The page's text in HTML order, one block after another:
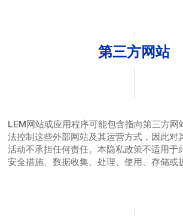
第三方网站
LEM网站或应用程序可能包含指向第三方网
法控制这些外部网站及其运营方式，因此对
活动不承担任何责任。本隐私政策不适用于
安全措施、数据收集、处理、使用、存储或